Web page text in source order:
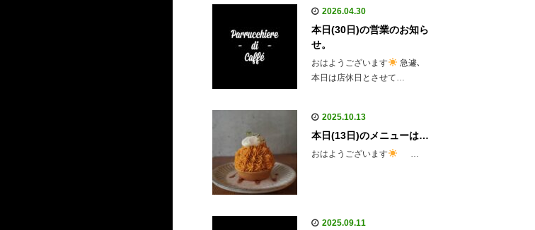
2026.04.30
本日(30日)の営業のお知ら
せ。
おはようございます
急遽､
本日は店休日とさせて…
2025.10.13
本日(13日)のメニューは…
おはようございます …
2025.09.11